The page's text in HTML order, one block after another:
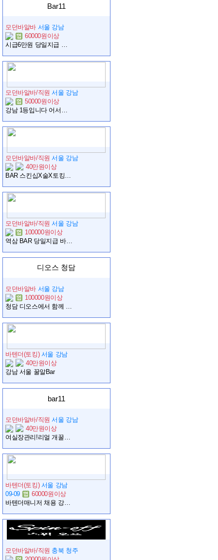
Bar11
모던바알바 서울 강남
60000원이상
시급6만원 당일지급 당일체험 체험비지급
모던바알바/직원 서울 강남
50000원이상
강남 1등입니다 어서오세요^^
모던바알바/직원 서울 강남
40만원이상
BAR 스킨십X술X토킹OK 40이상 약속 꿀알바
모던바알바/직원 서울 강남
100000원이상
역삼 BAR 당일지급 바로근무 대학생 종강시즌
디오스 청담
모던바알바 서울 강남
100000원이상
청담 디오스에서 함께 일할 직원 구인합니다.
바텐더(토킹) 서울 강남
40만원이상
강남 서울 꿀알Bar
bar11
모던바알바/직원 서울 강남
40만원이상
여실장관리!리얼 개꿀알바!여 바텐 모집해용 !!!!
바텐더(토킹) 서울 강남
09-09
60000원이상
바텐더매니저 채용 강남역세권 프리미엄매장
모던바알바/직원 충북 청주